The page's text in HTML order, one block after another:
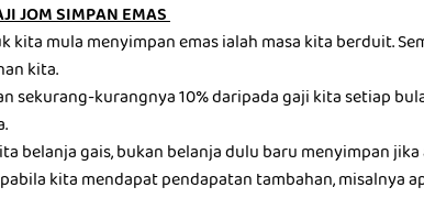
JOM SIMPAN EMAS
kita mula menyimpan emas ialah masa kita berduit.
kita.
sekurang-kurangnya 10% daripada gaji kita setiap
belanja gais, bukan belanja dulu baru menyimpan jika
kita mendapat pendapatan tambahan, misalnya